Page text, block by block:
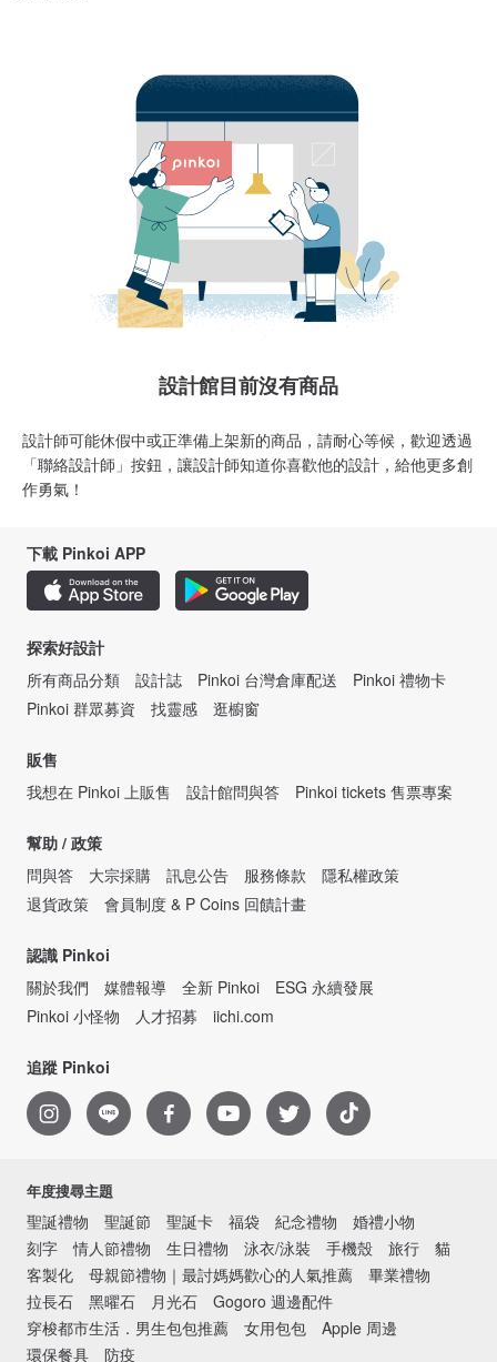
設計館目前沒有商品
設計師可能休假中或正準備上架新的商品，請耐心等候，歡迎透過
「聯絡設計師」按鈕，讓設計師知道你喜歡他的設計，給他更多創
作勇氣！
下載 Pinkoi APP
探索好設計
所有商品分類
設計誌 Pinkoi 台灣倉庫配送
Pinkoi 禮物卡
Pinkoi 群眾募資
找靈感 逛櫥窗
販售
我想在 Pinkoi 上販售
設計館問與答 Pinkoi tickets 售票專案
幫助 / 政策
問與答
大宗採購 訊息公告 服務條款
隱私權政策
退貨政策
會員制度 & P Coins 回饋計畫
認識 Pinkoi
關於我們
媒體報導 全新 Pinkoi
ESG 永續發展
Pinkoi 小怪物
人才招募 iichi.com
追蹤 Pinkoi
年度搜尋主題
聖誕禮物 聖誕節 聖誕卡 福袋 紀念禮物
婚禮小物
刻字
情人節禮物 生日禮物 泳衣/泳裝 手機殼 旅行
貓
客製化
母親節禮物｜最討媽媽歡心的人氣推薦
畢業禮物
拉長石
黑曜石 月光石
Gogoro 週邊配件
穿梭都市生活．男生包包推薦
女用包包
Apple 周邊
環保餐具
防疫